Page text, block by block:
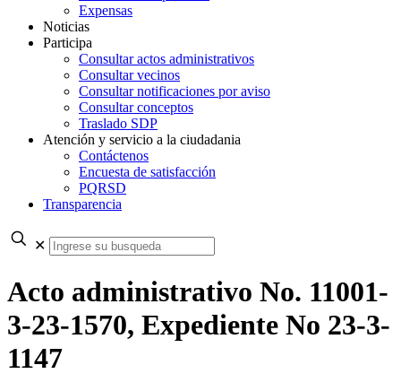
Expensas
Noticias
Participa
Consultar actos administrativos
Consultar vecinos
Consultar notificaciones por aviso
Consultar conceptos
Traslado SDP
Atención y servicio a la ciudadania
Contáctenos
Encuesta de satisfacción
PQRSD
Transparencia
✕
Acto administrativo No. 11001-
3-23-1570, Expediente No 23-3-
1147